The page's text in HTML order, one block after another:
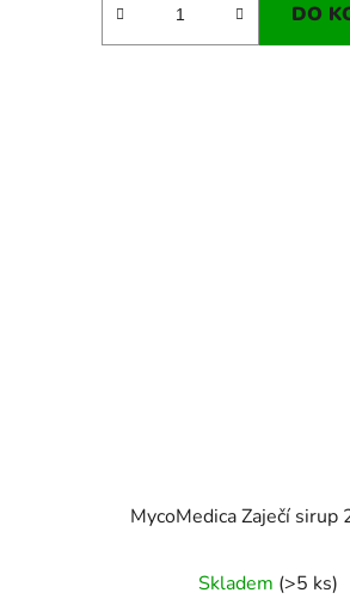
DO
MycoMedica Zaječí sirup
Skladem (>5 ks)